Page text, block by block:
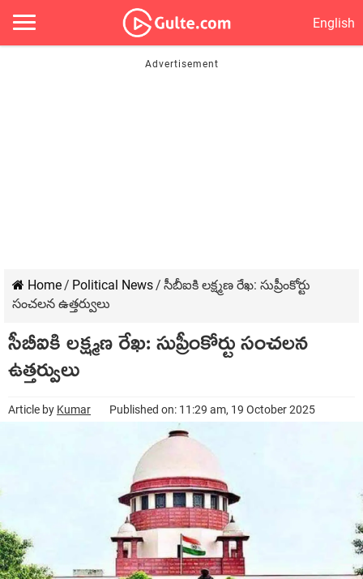
English
Home/ Political News/ సీబీఐకి ల‌క్ష్మ‌ణ రేఖ‌: సుప్రీంకోర్టు
సంచ‌ల‌న ఉత్త‌ర్వులు
సీబీఐకి ల‌క్ష్మ‌ణ రేఖ‌: సుప్రీంకోర్టు సంచ‌ల‌న
ఉత్త‌ర్వులు
Article by Kumar Published on: 11:29 am, 19 October 2025